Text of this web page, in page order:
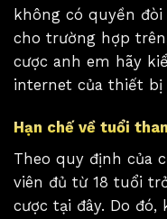
không có quyền
cho trường hợp
cược anh em hãy
internet của thiết bị
Hạn chế về tuổi
Theo quy định của
viên đủ từ 18 tuổi
cược tại đây. Do